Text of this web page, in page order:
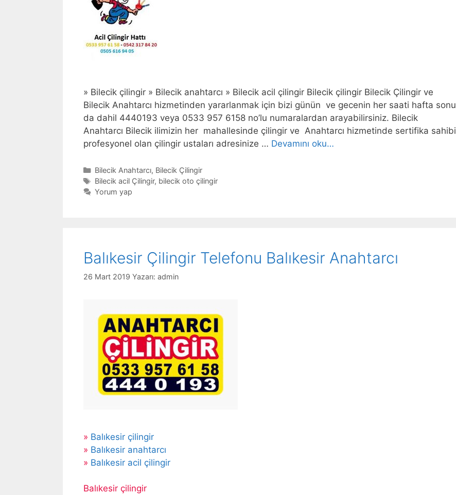
» Bilecik çilingir » Bilecik anahtarcı » Bilecik acil çilingir Bilecik çilingir Bilecik Çilingir ve
Bilecik Anahtarcı hizmetinden yararlanmak için bizi günün ve gecenin her saati hafta sonu
da dahil 4440193 veya 0533 957 6158 no’lu numaralardan arayabilirsiniz. Bilecik
Anahtarcı Bilecik ilimizin her mahallesinde çilingir ve Anahtarcı hizmetinde sertifika sahibi
profesyonel olan çilingir ustaları adresinize … Devamını oku…
Kategoriler
Bilecik Anahtarcı, Bilecik Çilingir
Etiketler
Bilecik acil Çilingir, bilecik oto çilingir
Yorum yap
Balıkesir Çilingir Telefonu Balıkesir Anahtarcı
26 Mart 2019 Yazarı: admin
» Balıkesir çilingir
» Balıkesir anahtarcı
» Balıkesir acil çilingir
Balıkesir çilingir